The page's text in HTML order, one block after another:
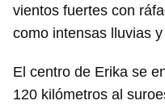
vientos fuertes con
como intensas lluvias
El centro de Erika se
120 kilómetros al